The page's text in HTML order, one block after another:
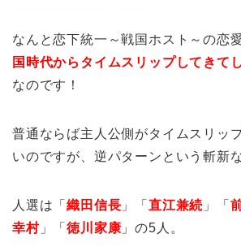
なんと恋下統一～戦国ホスト～の恋
国時代からタイムスリップしてきて
なのです！
普通ならば主人公側がタイムスリッ
いのですが、逆パターンという斬新
人選は「織田信長 」「直江兼続 」「
幸村」「徳川家康 」の5人。